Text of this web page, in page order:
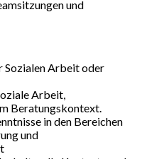
und
Sozialen Arbeit oder
Arbeit,
Beratungskontext.
in den Bereichen
und